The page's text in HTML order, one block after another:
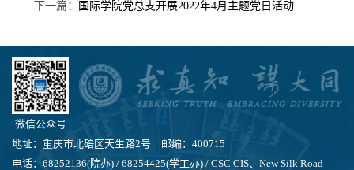
下一篇： 国际学院党总支开展2022年4月主题党日活动
微信公众号
地址：重庆市北碚区天生路2号 邮编：400715
电话：68252136(院办) / 68254425(学工办) / CSC CIS、New Silk Road